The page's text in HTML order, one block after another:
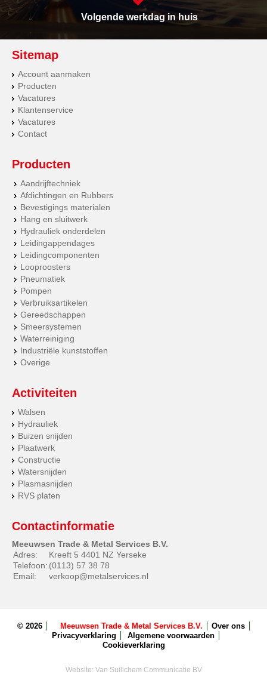
Volgende werkdag in huis
Sitemap
Account aanmaken
Producten
Vacatures
Klantenservice
Vacatures
Contact
Producten
Aandrijftechniek
Afdichtingen en Rubbers
Bevestigings materialen
Hang en sluitwerk
Hydrauliek onderdelen
Leidingappendages
Leidingcomponenten
Looproosters
Pneumatiek
Pompen
Verbruiksartikelen
Gereedschappen
Smeersystemen
Waterreiniging
Industriële kunststoffen
Overige
Activiteiten
Walsen
Hydrauliek
Buizen snijden
Plaatwerk
Constructie
Watersnijden
Plasmasnijden
RVS platen
Contactinformatie
Meeuwsen Trade & Metal Services B.V.
Adres:
Kreeft 5 4401 NZ Yerseke
Telefoon: (0113) 57 38 78
Email:
verkoop@metalservices.nl
© 2026 Meeuwsen Trade & Metal Services B.V.
Over ons
Privacyverklaring
Algemene voorwaarden
Cookieverklaring
Website: Van Suilichem Communicatie BV